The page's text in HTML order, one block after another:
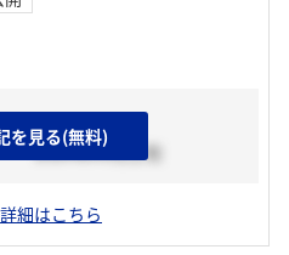
2024年04月上旬
細はこちら
を見る(無料)